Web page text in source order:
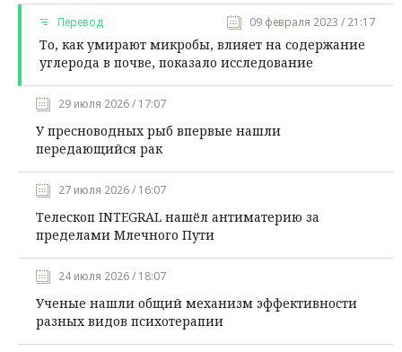
Перевод 09 февраля 2023 / 21:17
То, как умирают микробы, влияет на содержание
углерода в почве, показало исследование
29 июля 2026 / 17:07
У пресноводных рыб впервые нашли
передающийся рак
27 июля 2026 / 16:07
Телескоп INTEGRAL нашёл антиматерию за
пределами Млечного Пути
24 июля 2026 / 18:07
Ученые нашли общий механизм эффективности
разных видов психотерапии